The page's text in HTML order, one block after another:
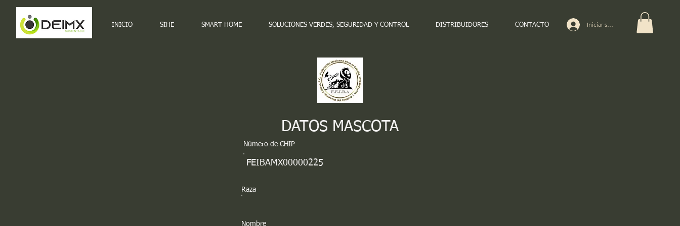
INICIO SIHE SMART HOME SOLUCIONES VERDES, SEGURIDAD Y CONTROL DISTRIBUIDORES CONTACTO Iniciar sesión
DATOS MASCOTA
Número de CHIP
FEIBAMX00000225
Raza
Nombre